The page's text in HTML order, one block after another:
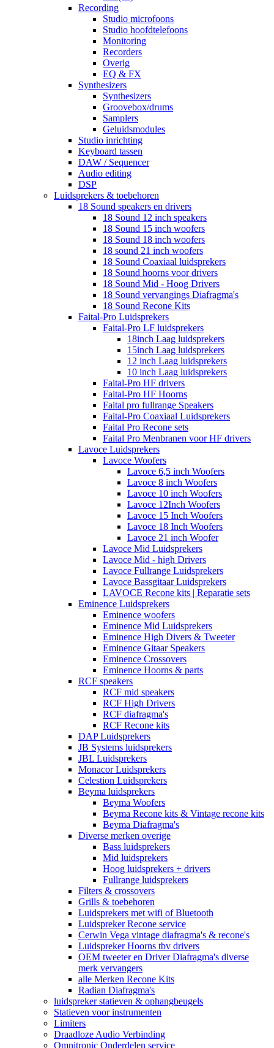
Recording
Studio microfoons
Studio hoofdtelefoons
Monitoring
Recorders
Overig
EQ & FX
Synthesizers
Synthesizers
Groovebox/drums
Samplers
Geluidsmodules
Studio inrichting
Keyboard tassen
DAW / Sequencer
Audio editing
DSP
Luidsprekers & toebehoren
18 Sound speakers en drivers
18 Sound 12 inch speakers
18 Sound 15 inch woofers
18 Sound 18 inch woofers
18 sound 21 inch woofers
18 Sound Coaxiaal luidsprekers
18 Sound hoorns voor drivers
18 Sound Mid - Hoog Drivers
18 Sound vervangings Diafragma's
18 Sound Recone Kits
Faital-Pro Luidsprekers
Faital-Pro LF luidsprekers
18inch Laag luidsprekers
15inch Laag luidsprekers
12 inch Laag luidsprekers
10 inch Laag luidsprekers
Faital-Pro HF drivers
Faital-Pro HF Hoorns
Faital pro fullrange Speakers
Faital-Pro Coaxiaal Luidsprekers
Faital Pro Recone sets
Faital Pro Menbranen voor HF drivers
Lavoce Luidsprekers
Lavoce Woofers
Lavoce 6,5 inch Woofers
Lavoce 8 inch Woofers
Lavoce 10 inch Woofers
Lavoce 12Inch Woofers
Lavoce 15 Inch Woofers
Lavoce 18 Inch Woofers
Lavoce 21 inch Woofer
Lavoce Mid Luidsprekers
Lavoce Mid - high Drivers
Lavoce Fullrange Luidsprekers
Lavoce Bassgitaar Luidsprekers
LAVOCE Recone kits | Reparatie sets
Eminence Luidsprekers
Eminence woofers
Eminence Mid Luidsprekers
Eminence High Divers & Tweeter
Eminence Gitaar Speakers
Eminence Crossovers
Eminence Hoorns & parts
RCF speakers
RCF mid speakers
RCF High Drivers
RCF diafragma's
RCF Recone kits
DAP Luidsprekers
JB Systems luidsprekers
JBL Luidsprekers
Monacor Luidsprekers
Celestion Luidsprekers
Beyma luidsprekers
Beyma Woofers
Beyma Recone kits & Vintage recone kits
Beyma Diafragma's
Diverse merken overige
Bass luidsprekers
Mid luidsprekers
Hoog luidsprekers + drivers
Fullrange luidsprekers
Filters & crossovers
Grills & toebehoren
Luidsprekers met wifi of Bluetooth
Luidspreker Recone service
Cerwin Vega vintage diafragma's & recone's
Luidspreker Hoorns tbv drivers
OEM tweeter en Driver Diafragma's diverse
merk vervangers
alle Merken Recone Kits
Radian Diafragma's
luidspreker statieven & ophangbeugels
Statieven voor instrumenten
Limiters
Draadloze Audio Verbinding
Omnitronic Onderdelen service